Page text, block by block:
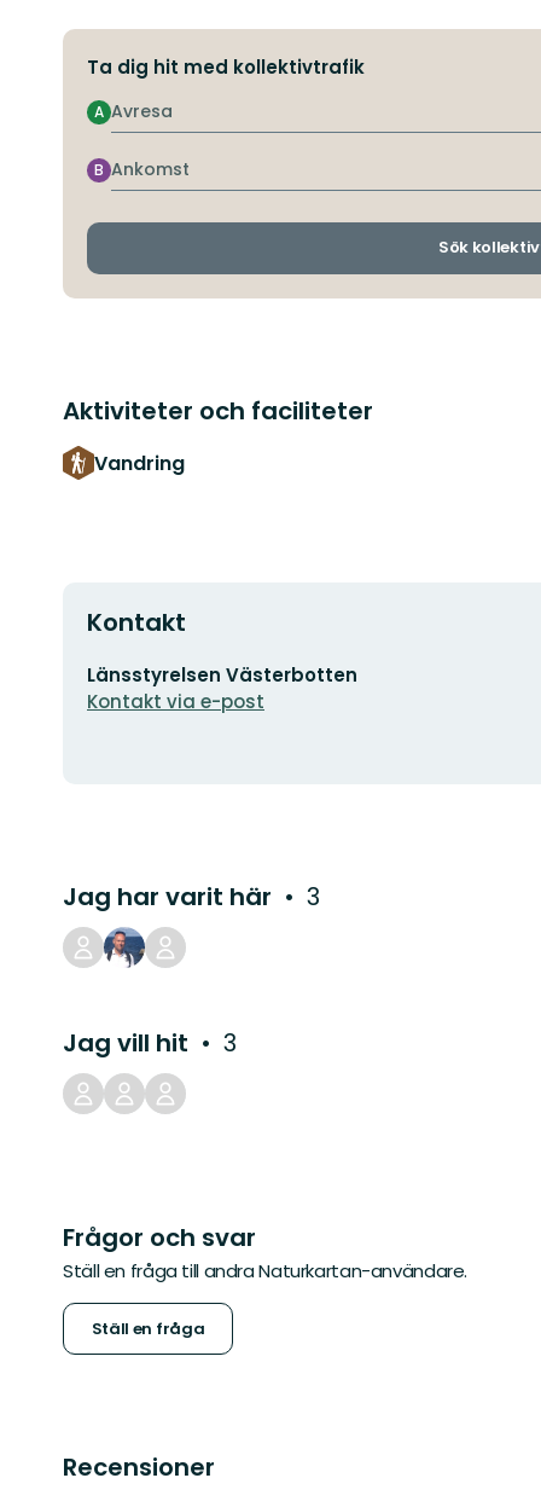
Ta dig hit med kollektivtrafik
Avresa
A
Ankomst
B
Sök
Aktiviteter och faciliteter
Vandring
Kontakt
E-
postadress
Länsstyrelsen Västerbotten
Kontakt via e-post
Jag har varit här 3
Jag vill hit 3
Frågor och svar
Ställ en fråga till andra Naturkartan-användare.
Ställ en fråga
Recensioner